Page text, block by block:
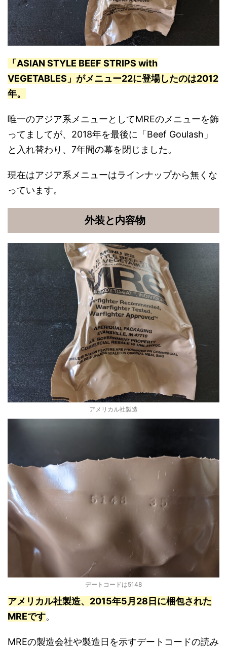
「ASIAN STYLE BEEF STRIPS with
VEGETABLES」がメニュー22に登場したのは2012
年。
唯一のアジア系メニューとしてMREのメニューを飾
ってましてが、2018年を最後に「Beef Goulash」
と入れ替わり、7年間の幕を閉じました。
現在はアジア系メニューはラインナップから無くな
っています。
外装と内容物
アメリカル社製造
デートコードは5148
アメリカル社製造、2015年5月28日に梱包された
MREです。
MREの製造会社や製造日を示すデートコードの読み